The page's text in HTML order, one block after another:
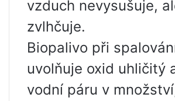
vzduch nevysušuje,
zvlhčuje.
Biopalivo při
uvolňuje oxid uhličitý
vodní páru v